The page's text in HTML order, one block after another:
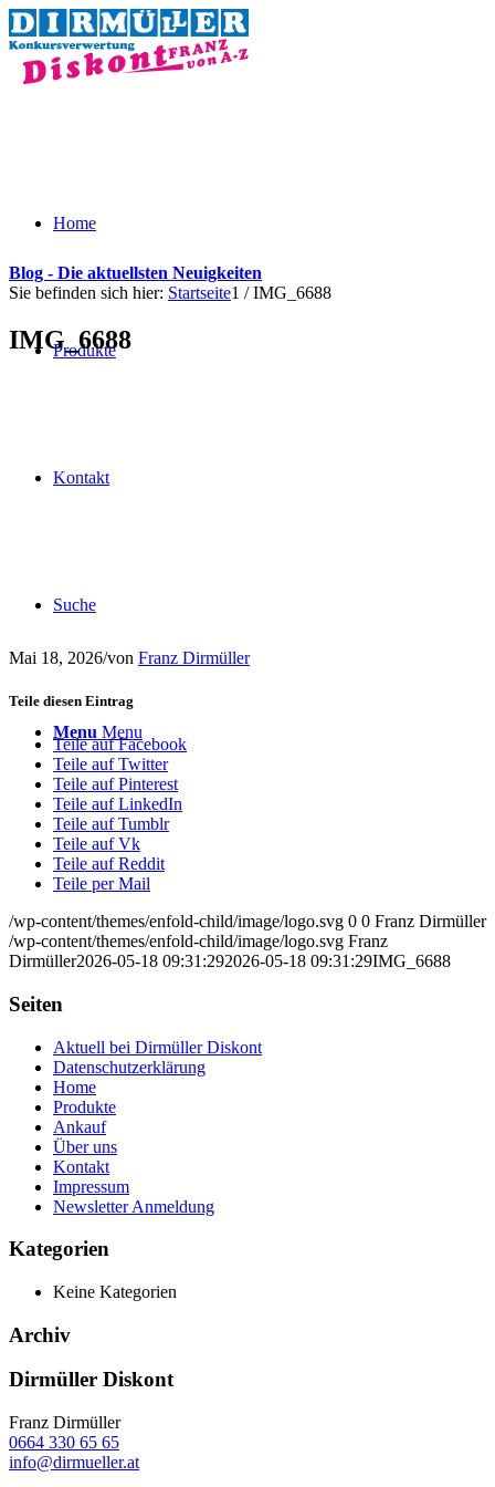
Home
Produkte
Kontakt
Suche
Menu Menu
Blog - Die aktuellsten Neuigkeiten
Sie befinden sich hier: Startseite1 / IMG_6688
IMG_6688
Mai 18, 2026/von Franz Dirmüller
Teile diesen Eintrag
Teile auf Facebook
Teile auf Twitter
Teile auf Pinterest
Teile auf LinkedIn
Teile auf Tumblr
Teile auf Vk
Teile auf Reddit
Teile per Mail
/wp-content/themes/enfold-child/image/logo.svg 0 0 Franz Dirmüller
/wp-content/themes/enfold-child/image/logo.svg Franz
Dirmüller2026-05-18 09:31:292026-05-18 09:31:29IMG_6688
Seiten
Aktuell bei Dirmüller Diskont
Datenschutzerklärung
Home
Produkte
Ankauf
Über uns
Kontakt
Impressum
Newsletter Anmeldung
Kategorien
Keine Kategorien
Archiv
Dirmüller Diskont
Franz Dirmüller
0664 330 65 65
info@dirmueller.at